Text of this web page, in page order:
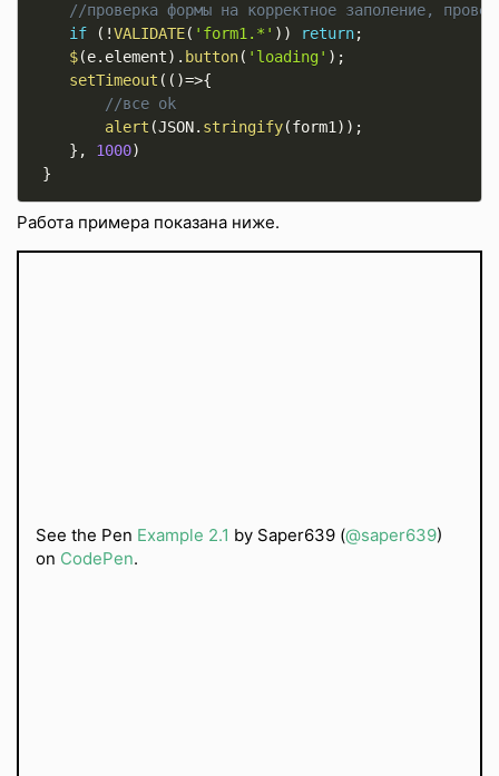
//проверка формы на корректное заполение,
if
( !VALIDATE( 'form1.*' ) ) return;
$(e. element) . button( 'loading' ) ;
setTimeout ( ( )=>{
//все ok
alert (JSON. stringify(form1) ) ;
} , 1000)
}
Работа примера показана ниже.
See the Pen Example 2.1 by Saper639 (@saper639)
on CodePen.